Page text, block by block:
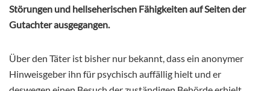
Störungen und hellseherischen Fähigkeiten auf Seiten der
Gutachter ausgegangen.
Über den Täter ist bisher nur bekannt, dass ein anonymer
Hinweisgeber ihn für psychisch auffällig hielt und er